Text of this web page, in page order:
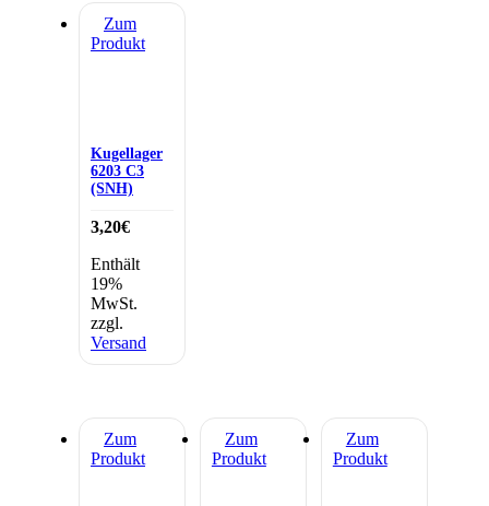
Zum
Produkt
Kugellager
6203 C3
(SNH)
3,20€
Enthält
19%
MwSt.
zzgl.
Versand
Zum
Produkt
Zum
Produkt
Zum
Produkt